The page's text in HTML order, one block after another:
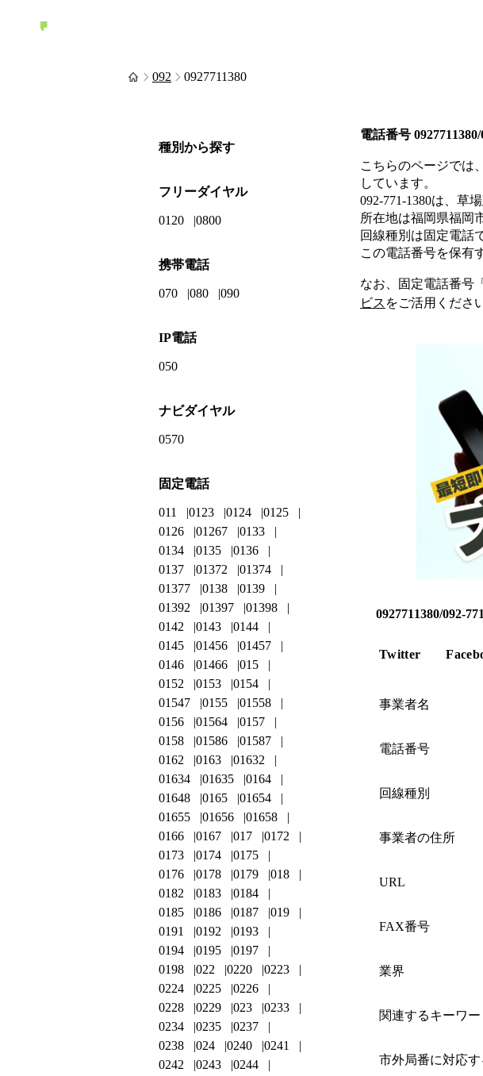
092 0927711380
電話番号
こちらのページでは、
しています。
092-771-1380は、 草
所在地は福岡県福岡
回線種別は固定電話
この電話番号を保有
なお、固定電話番号「
ビス をご活用くださ
0927711380/092-
Twitter
事業者名
電話番号
回線種別
事業者の住所
URL
FAX番号
業界
関連するキーワー
市外局番に対応
種別から探す
フリーダイヤル
0120 0800
携帯電話
070 080 090
IP電話
050
ナビダイヤル
0570
固定電話
011 0123 0124
0125
0126
01267
0133
0134
0135
0136
0137
01372
01374
01377
0138
0139
01392
01397
01398
0142
0143
0144
0145
01456
01457
0146
01466
015
0152
0153
0154
01547
0155
01558
0156
01564
0157
0158
01586
01587
0162
0163
01632
01634
01635
0164
01648
0165
01654
01655
01656
01658
0166
0167 017
0172
0173
0174
0175
0176
0178 0179
018
0182
0183
0184
0185
0186 0187
019
0191
0192
0193
0194
0195
0197
0198
022 0220
0223
0224
0225
0226
0228
0229 023
0233
0234
0235
0237
0238
024 0240
0241
0242
0243
0244